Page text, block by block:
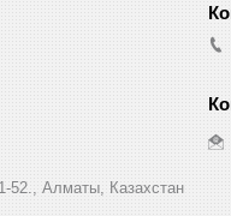
52., Алматы, Казахстан